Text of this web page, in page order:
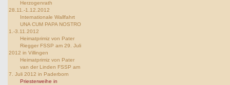
Herzogenrath
28.11.-1.12.2012
Internationale Wallfahrt
UNA CUM PAPA NOSTRO
1.-3.11.2012
Heimatprimiz von Pater
Riegger FSSP am 29. Juli
2012 in Villingen
Heimatprimiz von Pater
van der Linden FSSP am
7. Juli 2012 in Paderborn
Priesterweihe in